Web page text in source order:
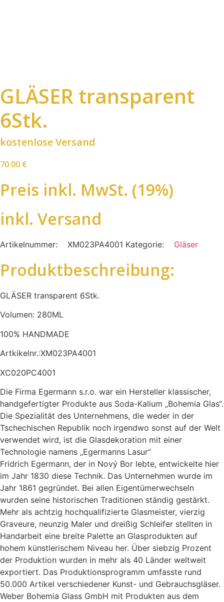
GLÄSER transparent
6Stk.
kostenlose Versand
70.00 €
Preis inkl. MwSt. (19%)
inkl. Versand
Artikelnummer: XM023PA4001 Kategorie: Gläser
Produktbeschreibung:
GLÄSER transparent 6Stk.
Volumen: 280ML
100% HANDMADE
Artkikelnr.:XM023PA4001
XC020PC4001
Die Firma Egermann s.r.o. war ein Hersteller klassischer,
handgefertigter Produkte aus Soda-Kalium „Bohemia Glas“.
Die Spezialität des Unternehmens, die weder in der
Tschechischen Republik noch irgendwo sonst auf der Welt
verwendet wird, ist die Glasdekoration mit einer
Technologie namens „Egermanns Lasur“
Fridrich Egermann, der in Nový Bor lebte, entwickelte hier
im Jahr 1830 diese Technik. Das Unternehmen wurde im
Jahr 1861 gegründet. Bei allen Eigentümerwechseln
wurden seine historischen Traditionen ständig gestärkt.
Mehr als achtzig hochqualifizierte Glasmeister, vierzig
Graveure, neunzig Maler und dreißig Schleifer stellten in
Handarbeit eine breite Palette an Glasprodukten auf
hohem künstlerischem Niveau her. Über siebzig Prozent
der Produktion wurden in mehr als 40 Länder weltweit
exportiert. Das Produktionsprogramm umfasste rund
50.000 Artikel verschiedener Kunst- und Gebrauchsgläser.
Weber Bohemia Glass GmbH mit Produkten aus dem